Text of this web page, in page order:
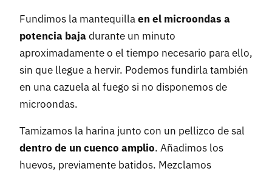
Fundimos la mantequillaen el microondas a
potencia bajadurante un minuto
aproximadamente o el tiempo necesario para ello,
sin que llegue a hervir. Podemos fundirla también
en una cazuela al fuego si no disponemos de
microondas.
Tamizamos la harina junto con un pellizco de sal
dentro de un cuenco amplio. Añadimos los
huevos, previamente batidos. Mezclamos